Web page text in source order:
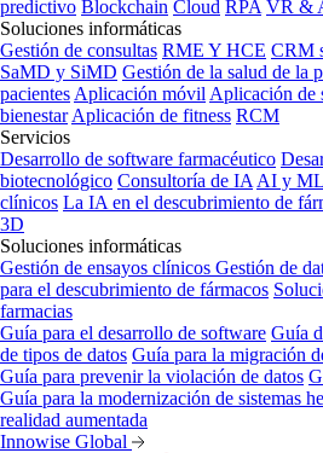
predictivo Blockchain Cloud RPA VR &
Soluciones informáticas
Gestión de consultas RME Y HCE CRM
SaMD y SiMD Gestión de la salud de la
pacientes Aplicación móvil Aplicación de
bienestar Aplicación de fitness RCM
Servicios
Desarrollo de software farmacéutico
biotecnológico Consultoría de IA AI y ML
clínicos La IA en el descubrimiento de
3D
Soluciones informáticas
Gestión de ensayos clínicos Gestión de
para el descubrimiento de fármacos
farmacias
Guía para el desarrollo de software Guía
de tipos de datos Guía para la migración
Guía para prevenir la violación de datos
Guía para la modernización de sistemas
realidad aumentada
Innowise Global